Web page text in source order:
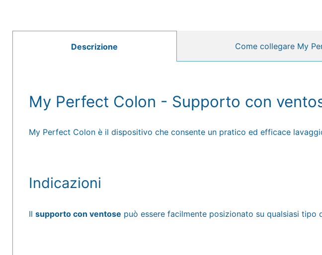
Descrizione
My Perfect Colon - Supporto con
My Perfect Colon è il dispositivo che consente un pratico ed efficace
Indicazioni
Il supporto con ventose può essere facilmente posizionato su qualsiasi tipo
Come collegare My